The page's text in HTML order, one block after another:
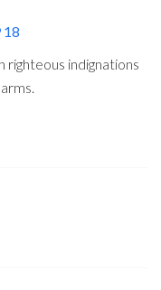
18
righteous indignations